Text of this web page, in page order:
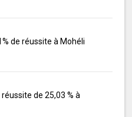
de réussite à Mohéli
de 25,03 % à